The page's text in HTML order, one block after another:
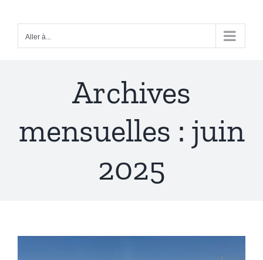
contenuAller à...
Archives
mensuelles : juin
2025